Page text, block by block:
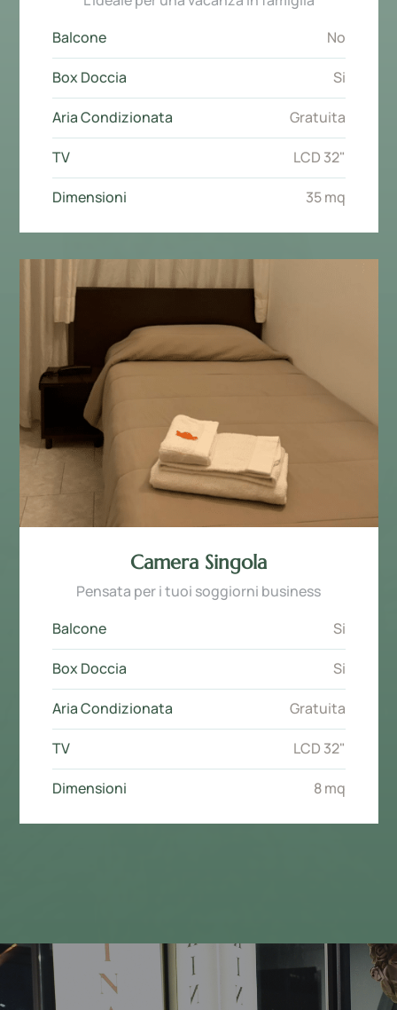
Balcone
No
Box Doccia Si
Aria Condizionata Gratuita
TV LCD 32"
Dimensioni 35 mq
Camera Singola
Pensata per i tuoi soggiorni business
Balcone
Si
Box Doccia Si
Aria Condizionata Gratuita
TV LCD 32"
Dimensioni 8 mq